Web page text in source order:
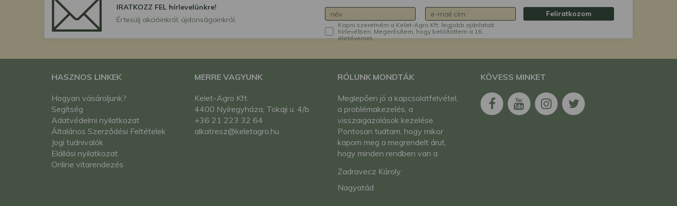
IRATKOZZ FEL hírlevelünkre!
Értesülj akcióinkról, újdonságainkról.
Kapni szeretném a Kelet-Agro Kft. legjobb ajánlatait
hírlevélben. Megerősítem, hogy betöltöttem a 16.
életévemet.
Feliratkozom
HASZNOS LINKEK
Hogyan vásároljunk?
Segítség
Adatvédelmi nyilatkozat
Általános Szerződési Feltételek
Jogi tudnivalók
Elállási nyilatkozat
Online vitarendezés
MERRE VAGYUNK
Kelet-Agro Kft.
4400 Nyíregyháza, Tokaji u. 4/b
+36 21 223 32 64
alkatresz@keletagro.hu
RÓLUNK MONDTÁK
Meglepően jó a kapcsolatfelvétel,
a problémakezelés, a
visszaigazolások kezelése.
Pontosan tudtam, hogy mikor
kapom meg a megrendelt árut,
hogy minden rendben van a
Zadravecz Károly
Nagyatád
KÖVESS MINKET